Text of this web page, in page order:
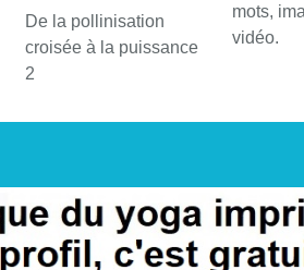
De la pollinisation
croisée à la puissance
2
mots,
vidéo.